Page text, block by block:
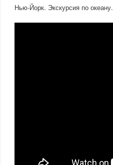
Нью-Йорк. Экскурсия по океану.